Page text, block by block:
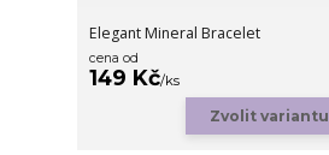
Elegant Mineral Bracelet
cena od
149 Kč/ks
Zvolit variantu